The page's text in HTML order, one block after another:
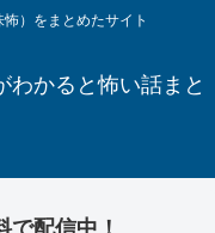
）をまとめたサイト
わかると怖い話まと